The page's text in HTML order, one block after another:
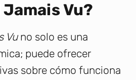
Vu?
Vuno solo es una
puede ofrecer
sobre cómo funciona